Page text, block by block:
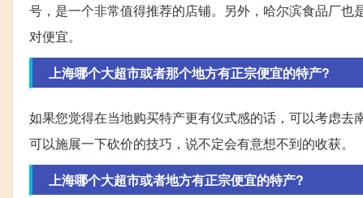
号，是一个非常值得推荐的店铺。另外，哈尔滨食品厂
对便宜。
上海哪个大超市或者那个地方有正宗便宜的特产?
如果您觉得在当地购买特产更有仪式感的话，可以考虑
可以施展一下砍价的技巧，说不定会有意想不到的收获。
上海哪个大超市或者地方有正宗便宜的特产?